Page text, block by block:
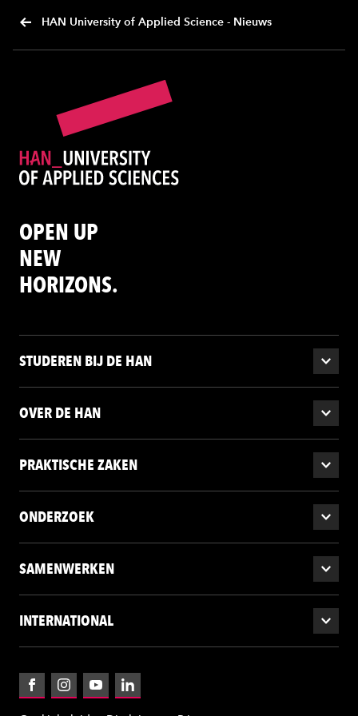
HAN University of Applied Science - Nieuws
OPEN UP
NEW
HORIZONS.
STUDEREN BIJ DE HAN
OVER DE HAN
PRAKTISCHE ZAKEN
ONDERZOEK
SAMENWERKEN
INTERNATIONAL
FacebookInstagramYouTubeLinkedIn